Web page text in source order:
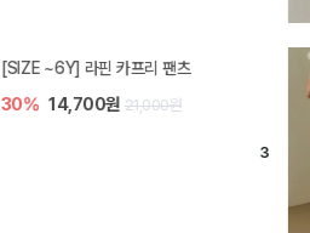
[SIZE ~6Y] 라핀 카프리 팬츠
30% 14,700원 21,000원